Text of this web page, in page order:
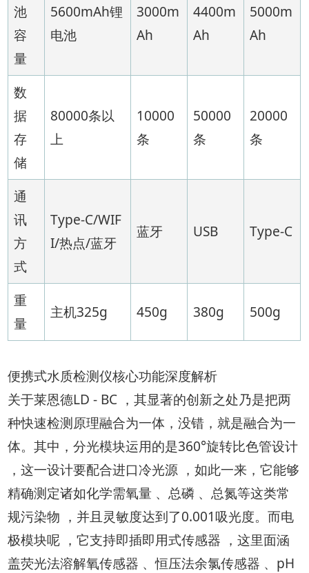
池
容
量
5600mAh锂
电池
3000m
Ah
4400m
Ah
5000m
Ah
数
据
存
储
80000条以
上
10000
条
50000
条
20000
条
通
讯
方
式
Type-C/WIF
I/热点/蓝牙
蓝牙 USB Type-C
重
量
主机325g 450g 380g 500g
便携式水质检测仪核心功能深度解析
关于莱恩德LD - BC ，其显著的创新之处乃是把两
种快速检测原理融合为一体，没错，就是融合为一
体。其中，分光模块运用的是360°旋转比色管设计
，这一设计要配合进口冷光源 ，如此一来，它能够
精确测定诸如化学需氧量 、总磷 、总氮等这类常
规污染物 ，并且灵敏度达到了0.001吸光度。而电
极模块呢 ，它支持即插即用式传感器 ，这里面涵
盖荧光法溶解氧传感器 、恒压法余氯传感器 、pH